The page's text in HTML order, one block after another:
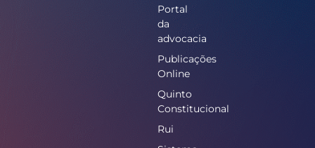
Portal
da
advocacia
Publicações
Online
Quinto
Constitucional
Rui